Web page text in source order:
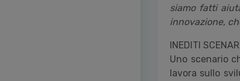
siamo fatti
innovazione,
INEDITI
Uno scenario
lavora sullo